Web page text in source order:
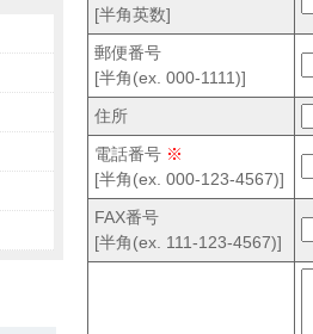
[半角英数]
郵便番号
[半角(ex. 000-1111)]
住所
電話番号 ※
[半角(ex. 000-123-4567)]
FAX番号
[半角(ex. 111-123-4567)]